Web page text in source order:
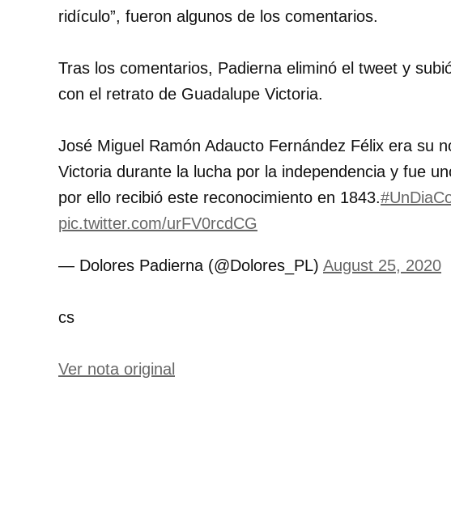
ridículo”, fueron algunos de los comentarios.
Tras los comentarios, Padierna eliminó el tweet y
con el retrato de Guadalupe Victoria.
José Miguel Ramón Adaucto Fernández Félix era su
Victoria durante la lucha por la independencia y fue
por ello recibió este reconocimiento en 1843.
pic.twitter.com/urFV0rcdCG
— Dolores Padierna (@Dolores_PL) August 25, 2020
cs
Ver nota original